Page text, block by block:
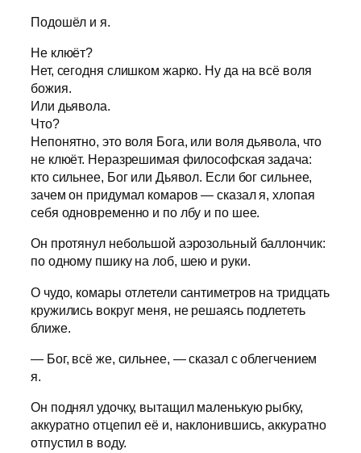
Подошёл и я.
Не клюёт?
Нет, сегодня слишком жарко. Ну да на всё воля
божия.
Или дьявола.
Что?
Непонятно, это воля Бога, или воля дьявола, что
не клюёт. Неразрешимая философская задача:
кто сильнее, Бог или Дьявол. Если бог сильнее,
зачем он придумал комаров — сказал я, хлопая
себя одновременно и по лбу и по шее.
Он протянул небольшой аэрозольный баллончик:
по одному пшику на лоб, шею и руки.
О чудо, комары отлетели сантиметров на тридцать
кружились вокруг меня, не решаясь подлететь
ближе.
— Бог, всё же, сильнее, — сказал с облегчением
я.
Он поднял удочку, вытащил маленькую рыбку,
аккуратно отцепил её и, наклонившись, аккуратно
отпустил в воду.